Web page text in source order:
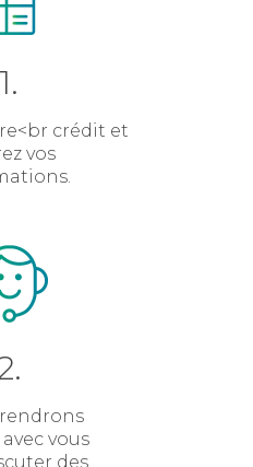
1.
crédit et
vos
vous
des